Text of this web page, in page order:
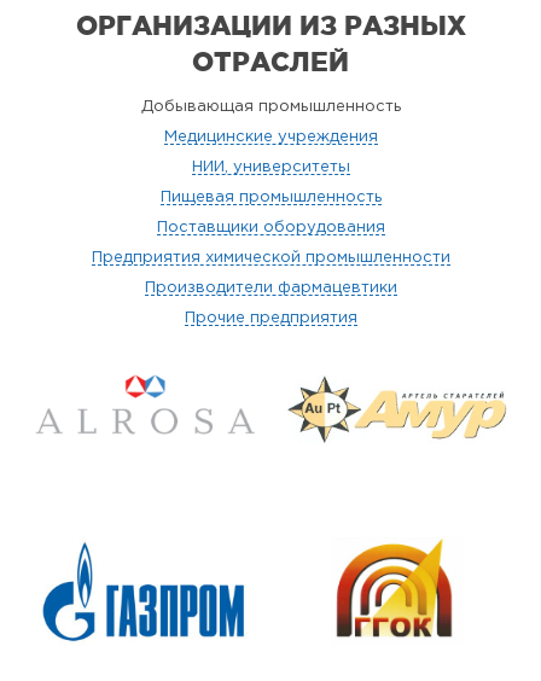
ОРГАНИЗАЦИИ ИЗ РАЗНЫХ
ОТРАСЛЕЙ
Добывающая промышленность
Медицинские учреждения
НИИ, университеты
Пищевая промышленность
Поставщики оборудования
Предприятия химической промышленности
Производители фармацевтики
Прочие предприятия